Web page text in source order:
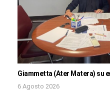
Giammetta (Ater Matera) su
6 Agosto 2026